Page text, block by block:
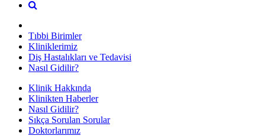
Tıbbi Birimler
Kliniklerimiz
Diş Hastalıkları ve Tedavisi
Nasıl Gidilir?
Klinik Hakkında
Klinikten Haberler
Nasıl Gidilir?
Sıkça Sorulan Sorular
Doktorlarımız